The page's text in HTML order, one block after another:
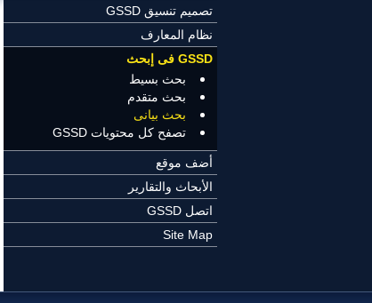
تصميم تنسيق GSSD
نظام المعارف
GSSD فى إبحث
بحث بسيط
بحث متقدم
بحث بيانى
تصفح كل محتويات GSSD
أضف موقع
الأبحاث والتقارير
اتصل GSSD
Site Map